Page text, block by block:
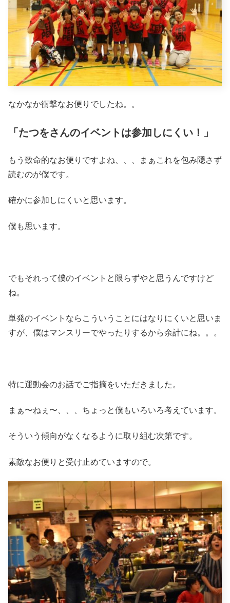
なかなか衝撃なお便りでしたね。。
「たつをさんのイベントは参加しにくい！」
もう致命的なお便りですよね、、、まぁこれを包み隠さず
読むのが僕です。
確かに参加しにくいと思います。
僕も思います。
でもそれって僕のイベントと限らずやと思うんですけど
ね。
単発のイベントならこういうことにはなりにくいと思いま
すが、僕はマンスリーでやったりするから余計にね。。。
特に運動会のお話でご指摘をいただきました。
まぁ〜ねぇ〜、、、ちょっと僕もいろいろ考えています。
そういう傾向がなくなるように取り組む次第です。
素敵なお便りと受け止めていますので。